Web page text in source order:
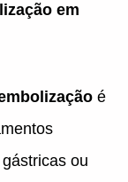
em
é
ou